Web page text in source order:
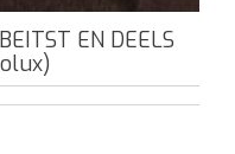
EN DEELS